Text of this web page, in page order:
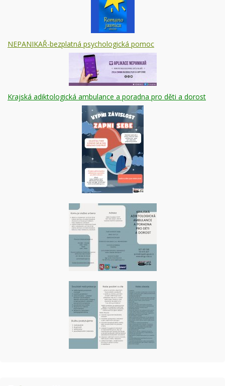
NEPANIKAŘ-bezplatná psychologická pomoc
Krajská adiktologická ambulance a poradna pro děti a dorost